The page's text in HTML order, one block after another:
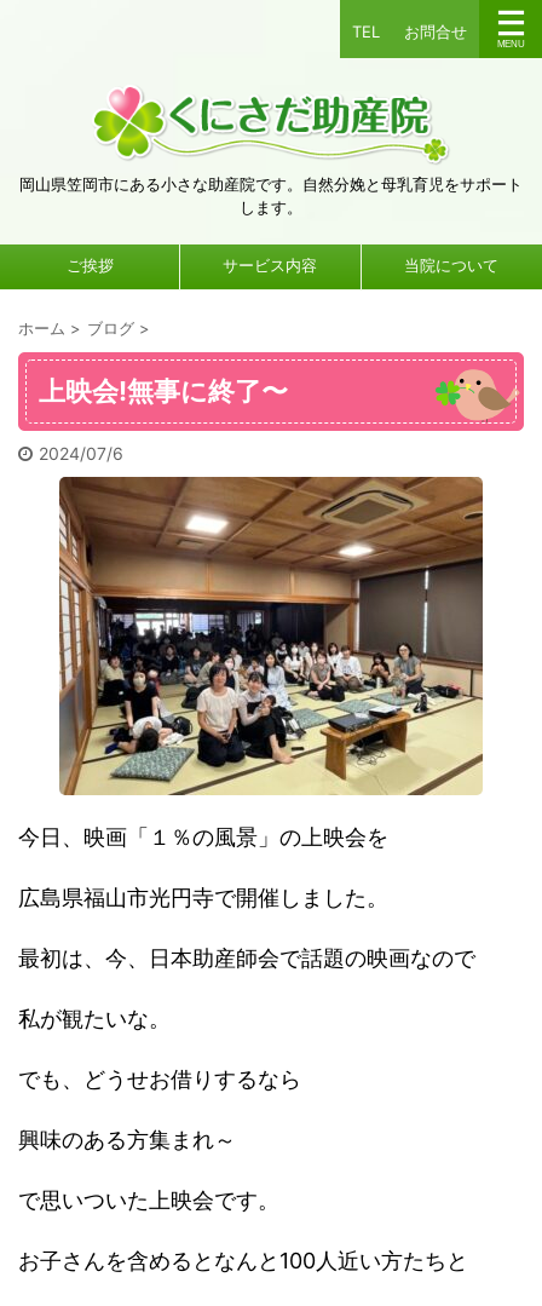
TEL お問合せ
岡山県笠岡市にある小さな助産院です。自然分娩と母乳育児をサポート
します。
ご挨拶 サービス内容 当院について
ホーム > ブログ >
上映会!無事に終了〜
2024/07/6
今日、映画「１％の風景」の上映会を
広島県福山市光円寺で開催しました。
最初は、今、日本助産師会で話題の映画なので
私が観たいな。
でも、どうせお借りするなら
興味のある方集まれ～
で思いついた上映会です。
お子さんを含めるとなんと100人近い方たちと